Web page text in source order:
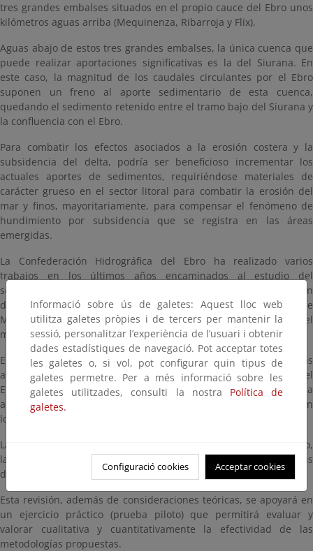
tres grandes embalses situados en el propio cauce del Ebro unos
kilómetros aguas arriba (Mequinenza, Ribarroja y Flix).
Aguas abajo de estos tres grandes embalses, la única cuenca que
puede realizar aportaciones significativas es la del Siurana. En
este caso, la magnitud de los caudales circulantes por el Ebro
suponen un freno al aporte sedimentario de esta cuenca,
quedando el sedimento retenido entre el tramo bajo del Siurana y
la confluencia con el Ebro.
Para combatir los efectos asociados a la erosión costera y la
subsidencia del delta, podría ser beneficioso incrementar los
actuales aportes de sedimentos, requiriéndose materiales de
carácter grueso en el sector litoral para combatir la erosión del
mar y finos, mayoritariamente, para compensar el fenómeno de
hundimiento por subsidencia que se registra en las áreas
emergidas.
La Confederación Hidrográfica del Ebro ha realizado varios
trabajos en los últimos años encaminados al estudio del
sedimento retenido en el embalse de Ribarroja y que plantean
diversos escenarios en la explotación conjunta en los embalses de
Mequinenza y Ribarroja de cara a una movilización favorable del
mismo.
El objeto del proyecto es evaluar la metodología a aplicar en las
actuaciones de mantenimiento del cauce en el tramo bajo del
Ebro, que favorezcan el transporte de sedimentos, así como la
adquisición de conocimiento respecto a la dinámica esperable en
los sedimentos movilizados.
Las metodologías a revisar son las de movilización del sedimento,
las de evaluación de la efectividad de dragado y, por último, las
de medición de la movilidad actual de sedimentos.
Esta revisión, además de consideraciones teóricas, se apoyará en
un ejercicio práctico (prueba piloto) que permitirá evaluar y
valorar cualitativa y cuantitativamente la efectividad de las
metodologías propuestas.
Informació sobre ús de galetes: Aquest lloc web
utilitza galetes pròpies i de tercers per mantenir la
sessió, personalitzar l’experiència de l’usuari i obtenir
dades estadístiques de navegació. Pot acceptar totes
les galetes o, si vol, pot configurar quin tipus de
galetes permetre. Per a més informació sobre les
galetes utilitzades, consulti la nostra Política de
galetes.
Configuració cookies Acceptar cookies